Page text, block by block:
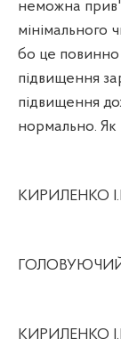
неможна
мінімального
бо це
підвищення
підвищення
нормально. Як
КИРИЛЕНКО
КИРИЛЕНКО